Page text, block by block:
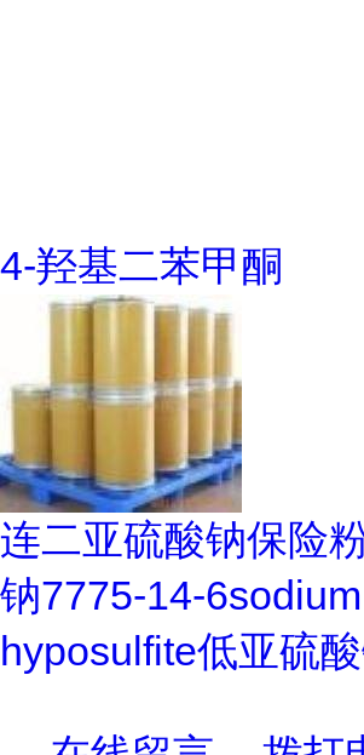
4-羟基二苯甲酮
连二亚硫酸钠保险
钠7775-14-6sodium
hyposulfite低亚硫